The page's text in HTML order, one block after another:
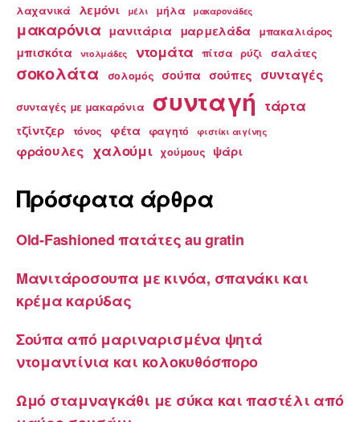
λαχανικά λεμόνι μέλι μήλα μακαρονάδες
μακαρόνια μανιτάρια μαρμελάδα μπακαλιάρος
μπισκότα ντολμάδες ντομάτα πίτσα ρύζι σαλάτες
σοκολάτα σολομός σούπα σούπες συνταγές
συνταγές με μακαρόνια συνταγή τάρτα
τζίντζερ τόνος φέτα φαγητό φιστίκι αιγίνης
φράουλες χαλούμι χούμους ψάρι
Πρόσφατα άρθρα
Old-Fashioned πατάτες au gratin
Μανιτάροσουπα με κινόα, σπανάκι και
κρέμα καρύδας
Σούπα από μαριναρισμένα ψητά
ντομαντίνια και κολοκυθόσπορο
Ωμό σταμναγκάθι με σύκα και παστέλι από